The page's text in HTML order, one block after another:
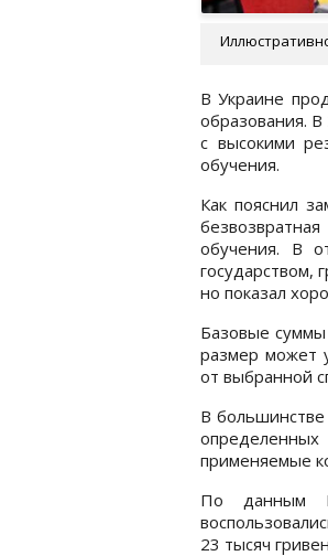
В Украине
образования.
с высокими
обучения.
Как пояснил
обучения. В
государством,
но показал
Базовые суммы
размер может
от выбранной
В большинстве
применяемые
По данным
23 тысяч